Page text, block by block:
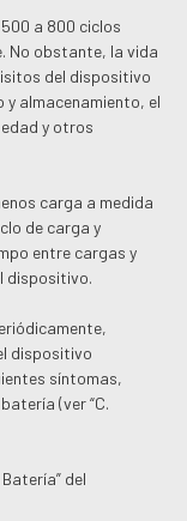
a 800 ciclos
No obstante, la vida
del dispositivo
almacenamiento, el
y otros
carga a medida
de carga y
entre cargas y
dispositivo.
dispositivo
síntomas,
(ver “C.
del